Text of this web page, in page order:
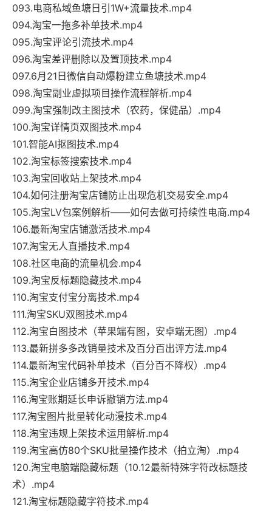
093.电商私域鱼塘日引1W+流量技术.mp4
094.淘宝一拖多补单技术.mp4
095.淘宝评论引流技术.mp4
096.淘宝差评删除以及置顶技术.mp4
097.6月21日微信自动爆粉建立鱼塘技术.mp4
098.淘宝副业虚拟项目操作流程解析.mp4
099.淘宝强制改主图技术（农药，保健品）.mp4
100.淘宝详情页双图技术.mp4
101.智能AI抠图技术.mp4
102.淘宝标签搜索技术.mp4
103.淘宝回收站上架技术.mp4
104.如何注册淘宝店铺防止出现危机交易安全.mp4
105.淘宝LV包案例解析——如何去做可持续性电商.mp4
106.最新淘宝店铺激活技术.mp4
107.淘宝无人直播技术.mp4
108.社区电商的流量机会.mp4
109.淘宝反标题隐藏技术.mp4
110.淘宝支付宝分离技术.mp4
111.淘宝SKU双图技术.mp4
112.淘宝白图技术（苹果端有图，安卓端无图）.mp4
113.最新拼多多改销量技术及百分百出评方法.mp4
114.最新淘宝代码补单技术（百分百不降权）.mp4
115.淘宝企业店铺多开技术.mp4
116.淘宝账期延长申诉撤销方法.mp4
117.淘宝图片批量转化动漫技术.mp4
118.淘宝违规上架技术运用解析.mp4
119.淘宝高仿80个SKU批量操作技术（拍立淘）.mp4
120.淘宝电脑端隐藏标题（10.12最新特殊字符改标题技
术）.mp4
121.淘宝标题隐藏字符技术.mp4